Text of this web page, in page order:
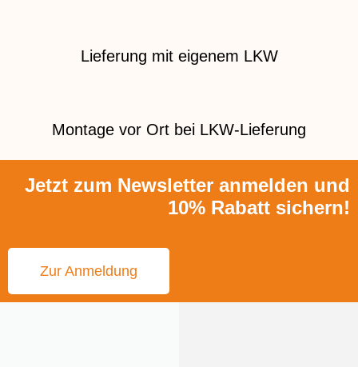
Lieferung mit eigenem LKW
Montage vor Ort bei LKW-Lieferung
Jetzt zum Newsletter anmelden und
10% Rabatt sichern!
Zur Anmeldung